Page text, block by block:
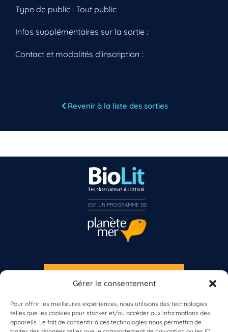
Gérer le consentement
Pour offrir les meilleures expériences, nous utilisons des technologies
telles que les cookies pour stocker et/ou accéder aux informations des
appareils. Le fait de consentir à ces technologies nous permettra de
Type de public : Tout public
Infos supplémentaires sur la sortie :
Contact et modalités d'inscription :
Revenir à la liste des sorties
S'INSCRIRE À LA NEWSLETTER